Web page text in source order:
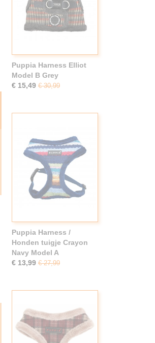
Puppia Harness Elliot
Model B Grey
€ 15,49 € 30,99
Puppia Harness /
Honden tuigje Crayon
Navy Model A
€ 13,99 € 27,99